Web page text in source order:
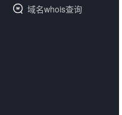
域名whois查询